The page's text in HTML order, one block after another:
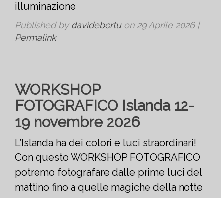
illuminazione
Published by davidebortuon 29 Aprile 2026|
Permalink
WORKSHOP
FOTOGRAFICO Islanda 12-
19 novembre 2026
L’Islanda ha dei colori e luci straordinari!
Con questo WORKSHOP FOTOGRAFICO
potremo fotografare dalle prime luci del
mattino fino a quelle magiche della notte